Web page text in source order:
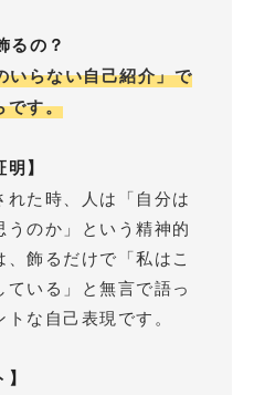
るの？
いらない自己紹介」で
です。
】
た時、人は「自分は
のか」という精神的
飾るだけで「私はこ
いる」と無言で語っ
な自己表現です。